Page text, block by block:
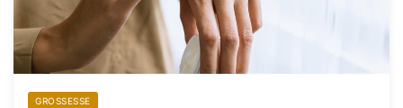
GROSSESSE